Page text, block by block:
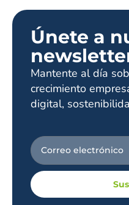
Únete a
Mantente al día
crecimiento
digital,